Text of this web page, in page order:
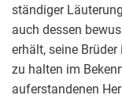
ständiger
auch dessen
erhält, seine
zu halten im
auferstandenen